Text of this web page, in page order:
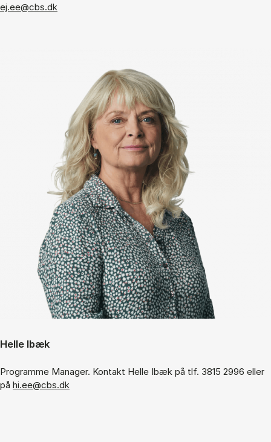
ej.ee@cbs.dk
Helle Ibæk
Programme Manager. Kontakt Helle Ibæk på tlf. 3815 2996 eller
på hi.ee@cbs.dk